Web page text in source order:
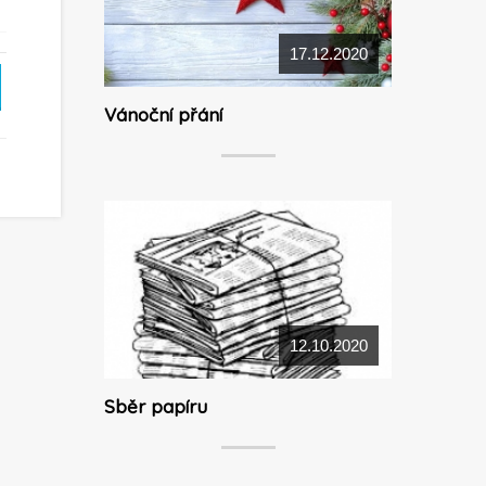
17.12.2020
Vánoční přání
12.10.2020
Sběr papíru